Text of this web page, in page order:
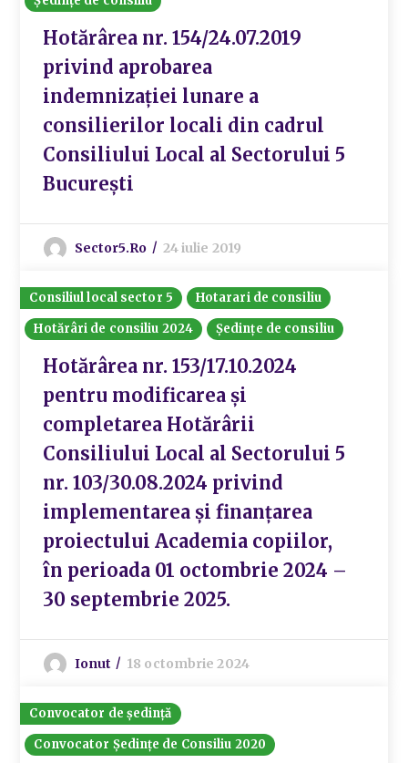
Hotărârea nr. 154/24.07.2019
privind aprobarea
indemnizației lunare a
consilierilor locali din cadrul
Consiliului Local al Sectorului 5
București
Sector5.ro 24 iulie 2019
Consiliul local sector 5
Hotarari de consiliu
Hotărâri de consiliu 2024
Ședințe de consiliu
Hotărârea nr. 153/17.10.2024
pentru modificarea și
completarea Hotărârii
Consiliului Local al Sectorului 5
nr. 103/30.08.2024 privind
implementarea și finanțarea
proiectului Academia copiilor,
în perioada 01 octombrie 2024 –
30 septembrie 2025.
Ionut 18 octombrie 2024
Convocator de ședință
Convocator Ședințe de Consiliu 2020